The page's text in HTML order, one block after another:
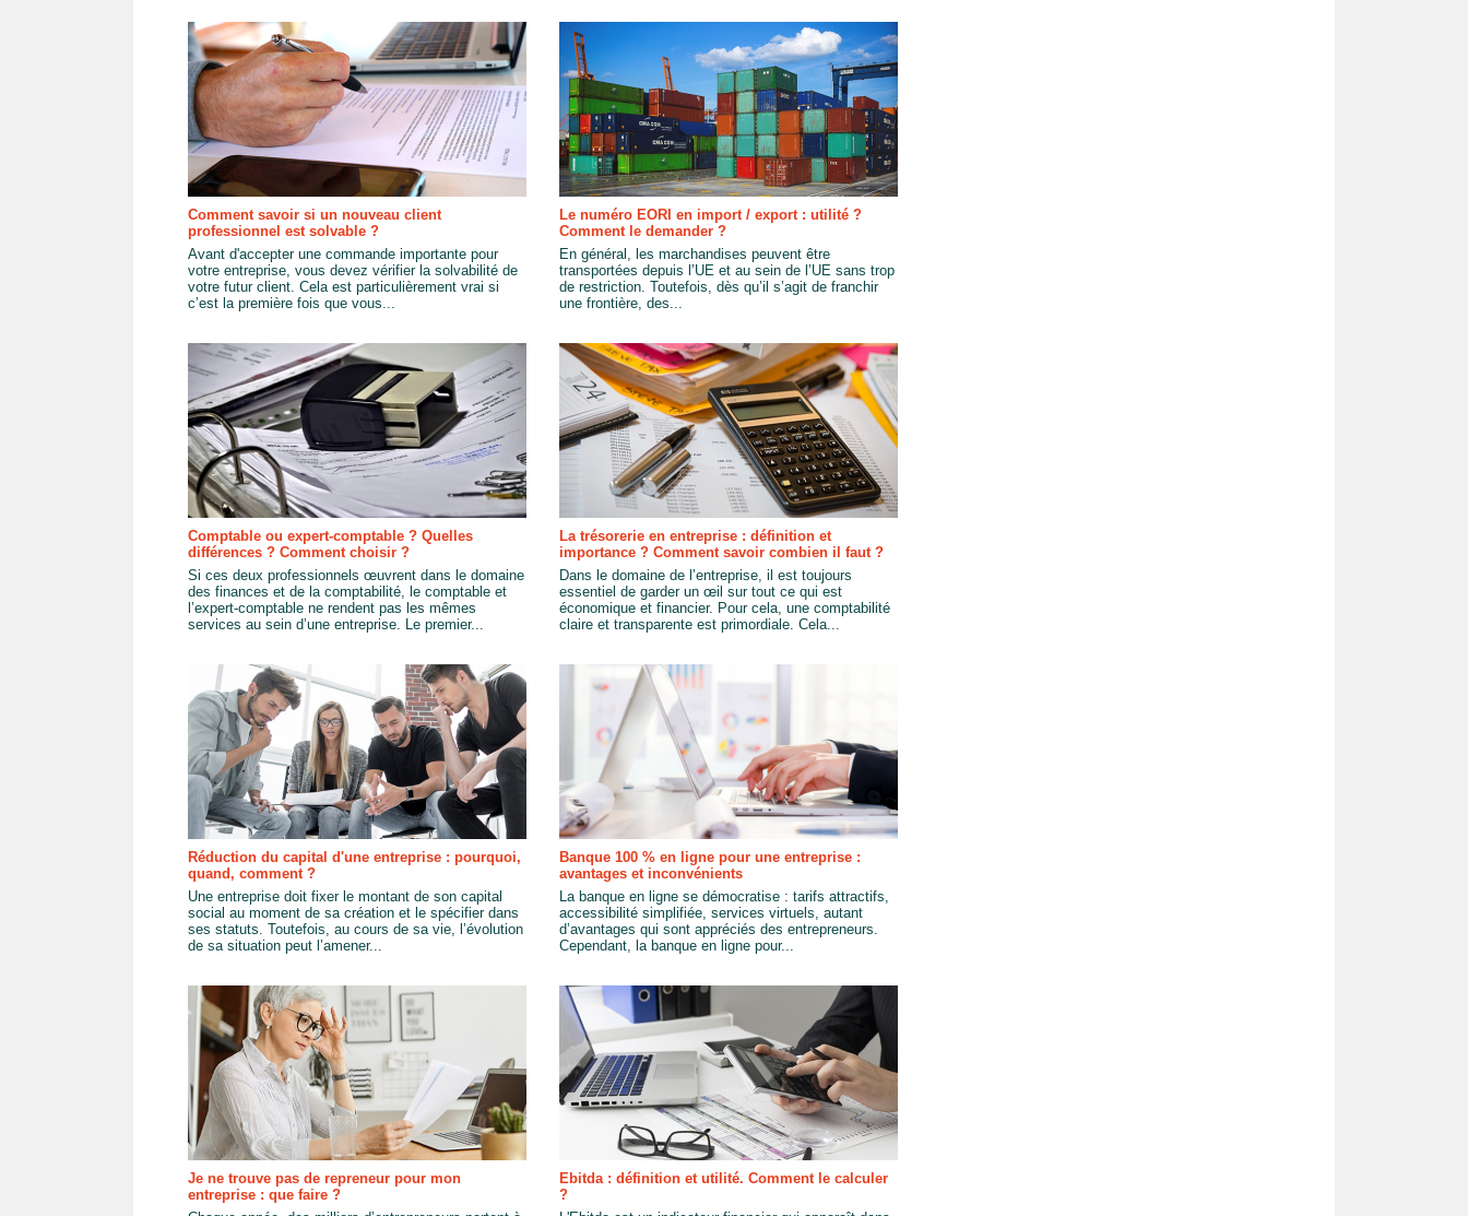
Comment savoir si un nouveau client
professionnel est solvable ?
Avant d'accepter une commande importante pour
votre entreprise, vous devez vérifier la solvabilité de
votre futur client. Cela est particulièrement vrai si
c’est la première fois que vous...
Le numéro EORI en import / export : utilité ?
Comment le demander ?
En général, les marchandises peuvent être
transportées depuis l’UE et au sein de l’UE sans trop
de restriction. Toutefois, dès qu’il s’agit de franchir
une frontière, des...
Comptable ou expert-comptable ? Quelles
différences ? Comment choisir ?
Si ces deux professionnels œuvrent dans le domaine
des finances et de la comptabilité, le comptable et
l’expert-comptable ne rendent pas les mêmes
services au sein d’une entreprise. Le premier...
La trésorerie en entreprise : définition et
importance ? Comment savoir combien il faut ?
Dans le domaine de l’entreprise, il est toujours
essentiel de garder un œil sur tout ce qui est
économique et financier. Pour cela, une comptabilité
claire et transparente est primordiale. Cela...
Réduction du capital d'une entreprise : pourquoi,
quand, comment ?
Une entreprise doit fixer le montant de son capital
social au moment de sa création et le spécifier dans
ses statuts. Toutefois, au cours de sa vie, l’évolution
de sa situation peut l’amener...
Banque 100 % en ligne pour une entreprise :
avantages et inconvénients
La banque en ligne se démocratise : tarifs attractifs,
accessibilité simplifiée, services virtuels, autant
d’avantages qui sont appréciés des entrepreneurs.
Cependant, la banque en ligne pour...
Je ne trouve pas de repreneur pour mon
entreprise : que faire ?
Ebitda : définition et utilité. Comment le calculer
?